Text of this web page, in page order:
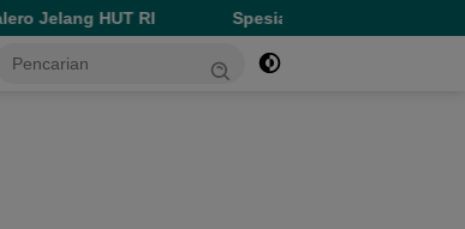
Spesial HUT ke-81 RI, Perumda Ake Gaale